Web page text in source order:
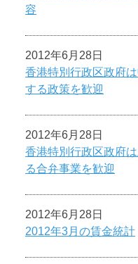
容
2012年6月28日
香港特別行政区政府
する政策を歓迎
2012年6月28日
香港特別行政区政府
る合弁事業を歓迎
2012年6月28日
2012年3月の賃金統計